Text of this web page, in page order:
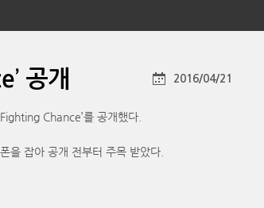
공개 2016/04/21
Chance’를 공개했다.
을 잡아 공개 전부터 주목 받았다.